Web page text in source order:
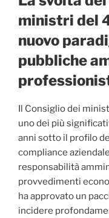
ministri del
nuovo
pubbliche
Il Consiglio dei
uno dei più
anni sotto il profilo
compliance
responsabilità
provvedimenti
ha approvato un
incidere